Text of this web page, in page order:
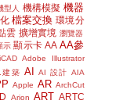
型人 機構模擬 機器
檔案交換 環境分
雲 擴增實境 瀏覽器
示 顯示卡 AA AA參
Adobe Illustrator
建築 AI AI 設計 AIA
Apple AR ArchCut
Arion ART ARTC